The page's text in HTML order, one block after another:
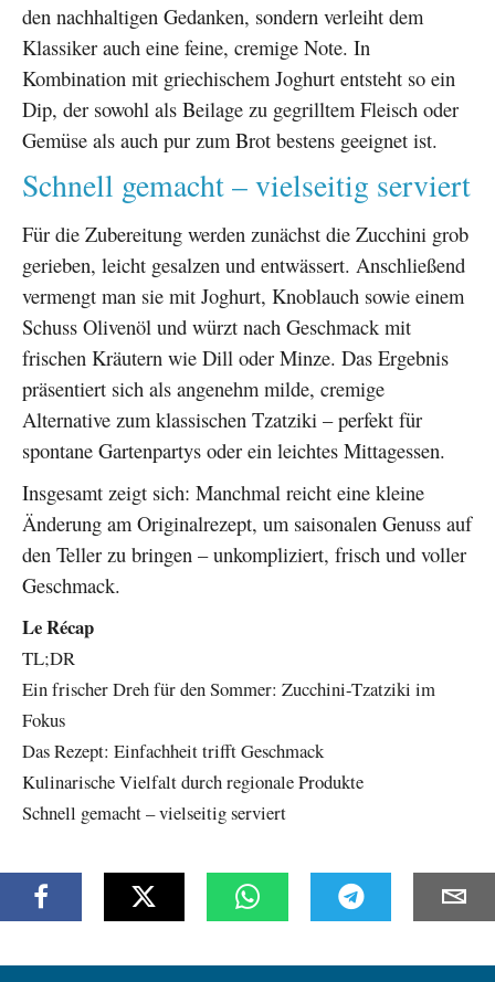
den nachhaltigen Gedanken, sondern verleiht dem
Klassiker auch eine feine, cremige Note. In
Kombination mit griechischem Joghurt entsteht so ein
Dip, der sowohl als Beilage zu gegrilltem Fleisch oder
Gemüse als auch pur zum Brot bestens geeignet ist.
Schnell gemacht – vielseitig serviert
Für die Zubereitung werden zunächst die Zucchini grob
gerieben, leicht gesalzen und entwässert. Anschließend
vermengt man sie mit Joghurt, Knoblauch sowie einem
Schuss Olivenöl und würzt nach Geschmack mit
frischen Kräutern wie Dill oder Minze. Das Ergebnis
präsentiert sich als angenehm milde, cremige
Alternative zum klassischen Tzatziki – perfekt für
spontane Gartenpartys oder ein leichtes Mittagessen.
Insgesamt zeigt sich: Manchmal reicht eine kleine
Änderung am Originalrezept, um saisonalen Genuss auf
den Teller zu bringen – unkompliziert, frisch und voller
Geschmack.
Le Récap
TL;DR
Ein frischer Dreh für den Sommer: Zucchini-Tzatziki im
Fokus
Das Rezept: Einfachheit trifft Geschmack
Kulinarische Vielfalt durch regionale Produkte
Schnell gemacht – vielseitig serviert